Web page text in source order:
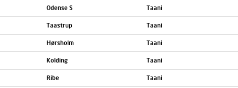
Odense S Taani
Taastrup Taani
Hørsholm Taani
Kolding Taani
Ribe Taani